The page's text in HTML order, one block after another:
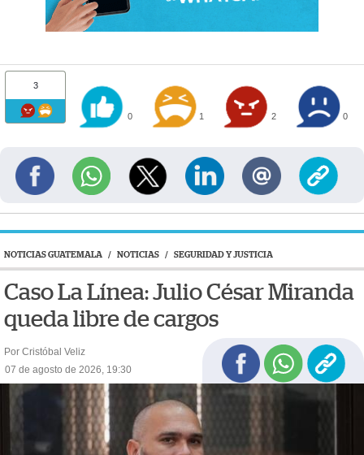
3
0 1 2 0
NOTICIAS GUATEMALA / NOTICIAS / SEGURIDAD Y JUSTICIA
Caso La Línea: Julio César Miranda
queda libre de cargos
Por Cristóbal Veliz
07 de agosto de 2026, 19:30